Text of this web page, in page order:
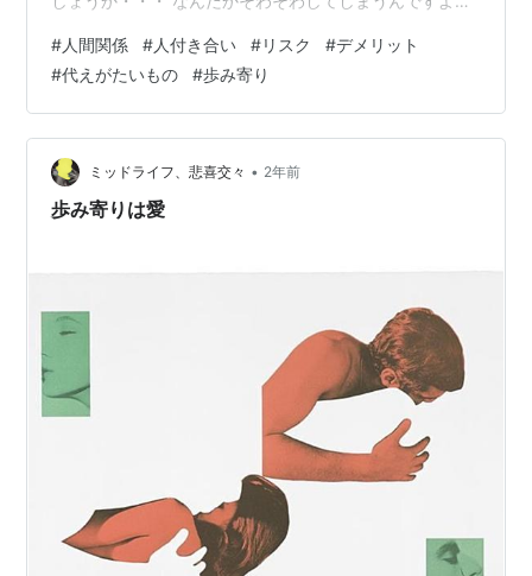
えて、新年を迎えることになりますので、慌ただしい毎
日が続いていますが、今日で仕事納めでもあります！ 幸
い私を含めて家族全員が元気な状態ですので、それが何
よりも嬉しいことです！ 健康が何よりも１番ですね！ そ
れでは、今日のテーマはこちらです。 「人と一緒にいる
ということは大変なことがあって当…
#人間関係 #人付き合い #リスク #デメリット
#代えがたいもの #歩み寄り
ミッドライフ、悲喜交々 • 2年前
歩み寄りは愛